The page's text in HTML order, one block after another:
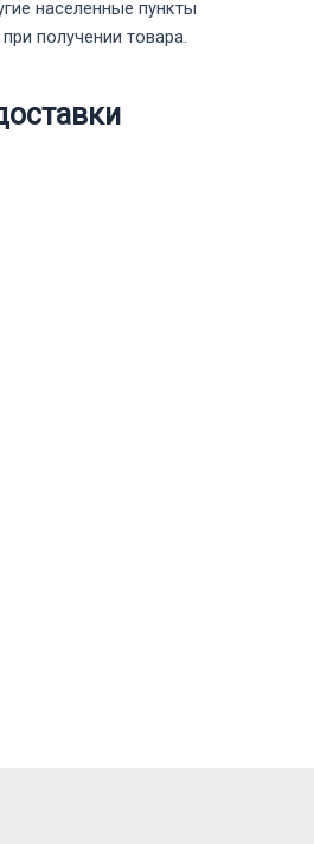
населенные пункты
получении товара.